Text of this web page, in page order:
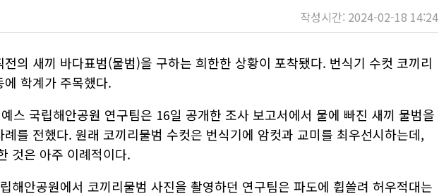
작성시간: 2024-02-18 14:24
의 새끼 바다표범(물범)을 구하는 희한한 상황이 포착됐다. 번식기 수컷 코끼리
학계가 주목했다.
스 국립해안공원 연구팀은 16일 공개한 조사 보고서에서 물에 빠진 새끼 물범을
를 전했다. 원래 코끼리물범 수컷은 번식기에 암컷과 교미를 최우선시하는데,
것은 아주 이례적이다.
해안공원에서 코끼리물범 사진을 촬영하던 연구팀은 파도에 휩쓸려 허우적대는